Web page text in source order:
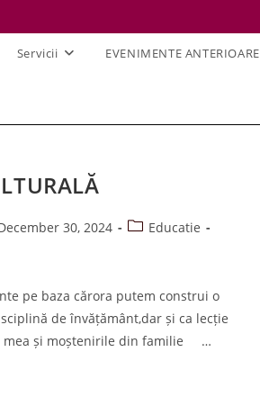
Servicii EVENIMENTE ANTERIOARE
30, 2024
PostEducatie
pe baza cărora putem construi o
de învățământ,dar și ca lecție
mea și moștenirile din familie …